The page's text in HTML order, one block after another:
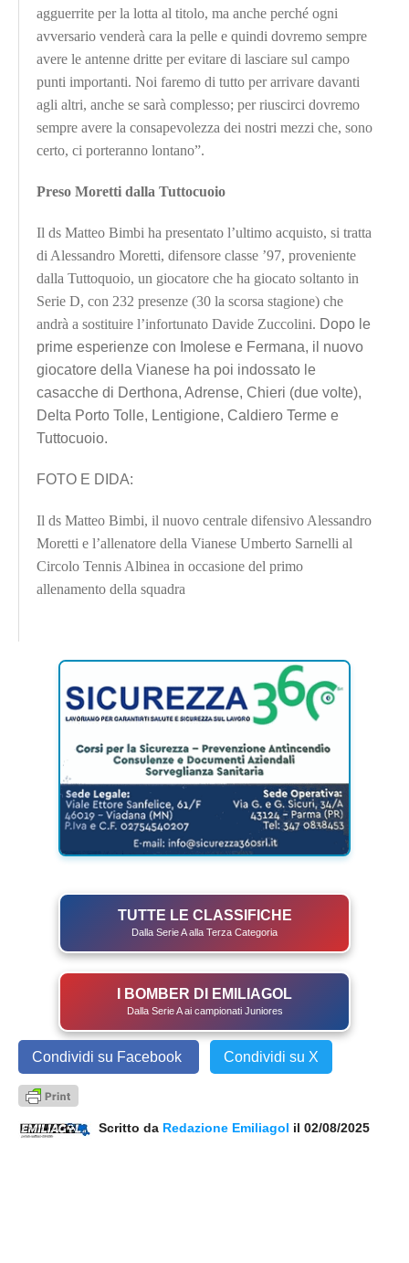
agguerrite per la lotta al titolo, ma anche perché ogni
avversario venderà cara la pelle e quindi dovremo sempre
avere le antenne dritte per evitare di lasciare sul campo
punti importanti. Noi faremo di tutto per arrivare davanti
agli altri, anche se sarà complesso; per riuscirci dovremo
sempre avere la consapevolezza dei nostri mezzi che, sono
certo, ci porteranno lontano”.
Preso Moretti dalla Tuttocuoio
Il ds Matteo Bimbi ha presentato l’ultimo acquisto, si tratta
di Alessandro Moretti, difensore classe ’97, proveniente
dalla Tuttoquoio, un giocatore che ha giocato soltanto in
Serie D, con 232 presenze (30 la scorsa stagione) che
andrà a sostituire l’infortunato Davide Zuccolini. Dopo le
prime esperienze con Imolese e Fermana, il nuovo
giocatore della Vianese ha poi indossato le
casacche di Derthona, Adrense, Chieri (due volte),
Delta Porto Tolle, Lentigione, Caldiero Terme e
Tuttocuoio.
FOTO E DIDA:
Il ds Matteo Bimbi, il nuovo centrale difensivo Alessandro
Moretti e l’allenatore della Vianese Umberto Sarnelli al
Circolo Tennis Albinea in occasione del primo
allenamento della squadra
TUTTE LE CLASSIFICHE
Dalla Serie A alla Terza Categoria
I BOMBER DI EMILIAGOL
Dalla Serie A ai campionati Juniores
Condividi su Facebook Condividi su X
Scritto da Redazione Emiliagol il 02/08/2025